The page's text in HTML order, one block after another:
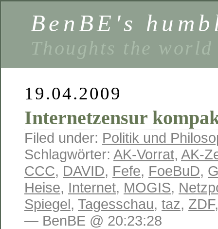
BenBE's
Thoughts the
19.04.2009
Internetzensur
Filed under: Politik und
Schlagwörter: AK-Vorrat, AK-
CCC, DAVID, Fefe, FoeBuD,
Heise, Internet, MOGIS,
Spiegel, Tagesschau, taz, ZDF
— BenBE @ 20:23:28